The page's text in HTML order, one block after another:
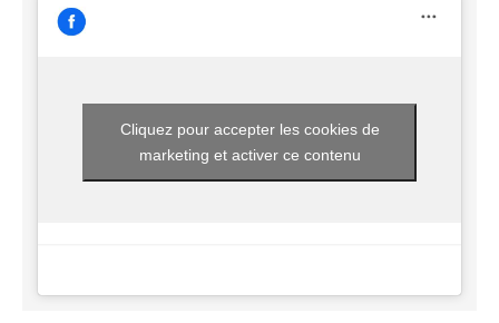
Cliquez pour accepter les cookies de
marketing et activer ce contenu